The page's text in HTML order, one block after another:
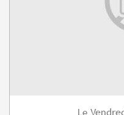
Le